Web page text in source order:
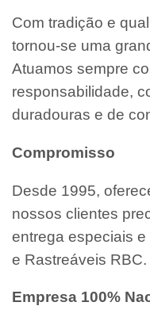
Com tradição e
tornou-se uma
Atuamos sempre
responsabilidade,
duradouras e de
Compromisso
Desde 1995,
nossos clientes
entrega especiais
e Rastreáveis RBC.
Empresa 100%